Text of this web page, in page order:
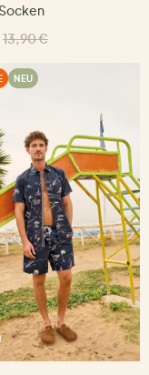
13,90 €
NEU